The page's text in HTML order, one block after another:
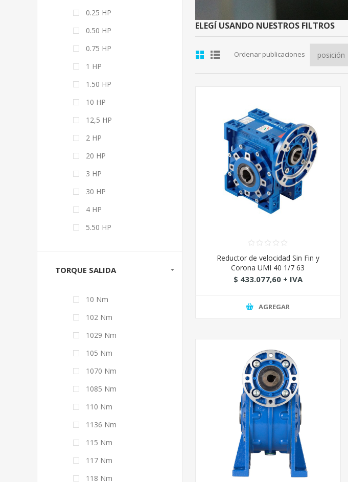
ELEGÍ USANDO NUESTROS FILTROS
Ordenar publicaciones
Reductor de velocidad Sin Fin y
Corona UMI 40 1/7 63
$ 433.077,60 + IVA
AGREGAR
0.25 HP
0.50 HP
0.75 HP
1 HP
1.50 HP
10 HP
12,5 HP
2 HP
20 HP
3 HP
30 HP
4 HP
5.50 HP
TORQUE SALIDA
10 Nm
102 Nm
1029 Nm
105 Nm
1070 Nm
1085 Nm
110 Nm
1136 Nm
115 Nm
117 Nm
118 Nm